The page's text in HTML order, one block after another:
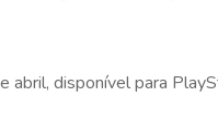
disponível para